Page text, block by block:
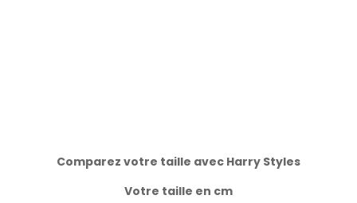
Comparez votre taille avec Harry Styles
Votre taille en cm